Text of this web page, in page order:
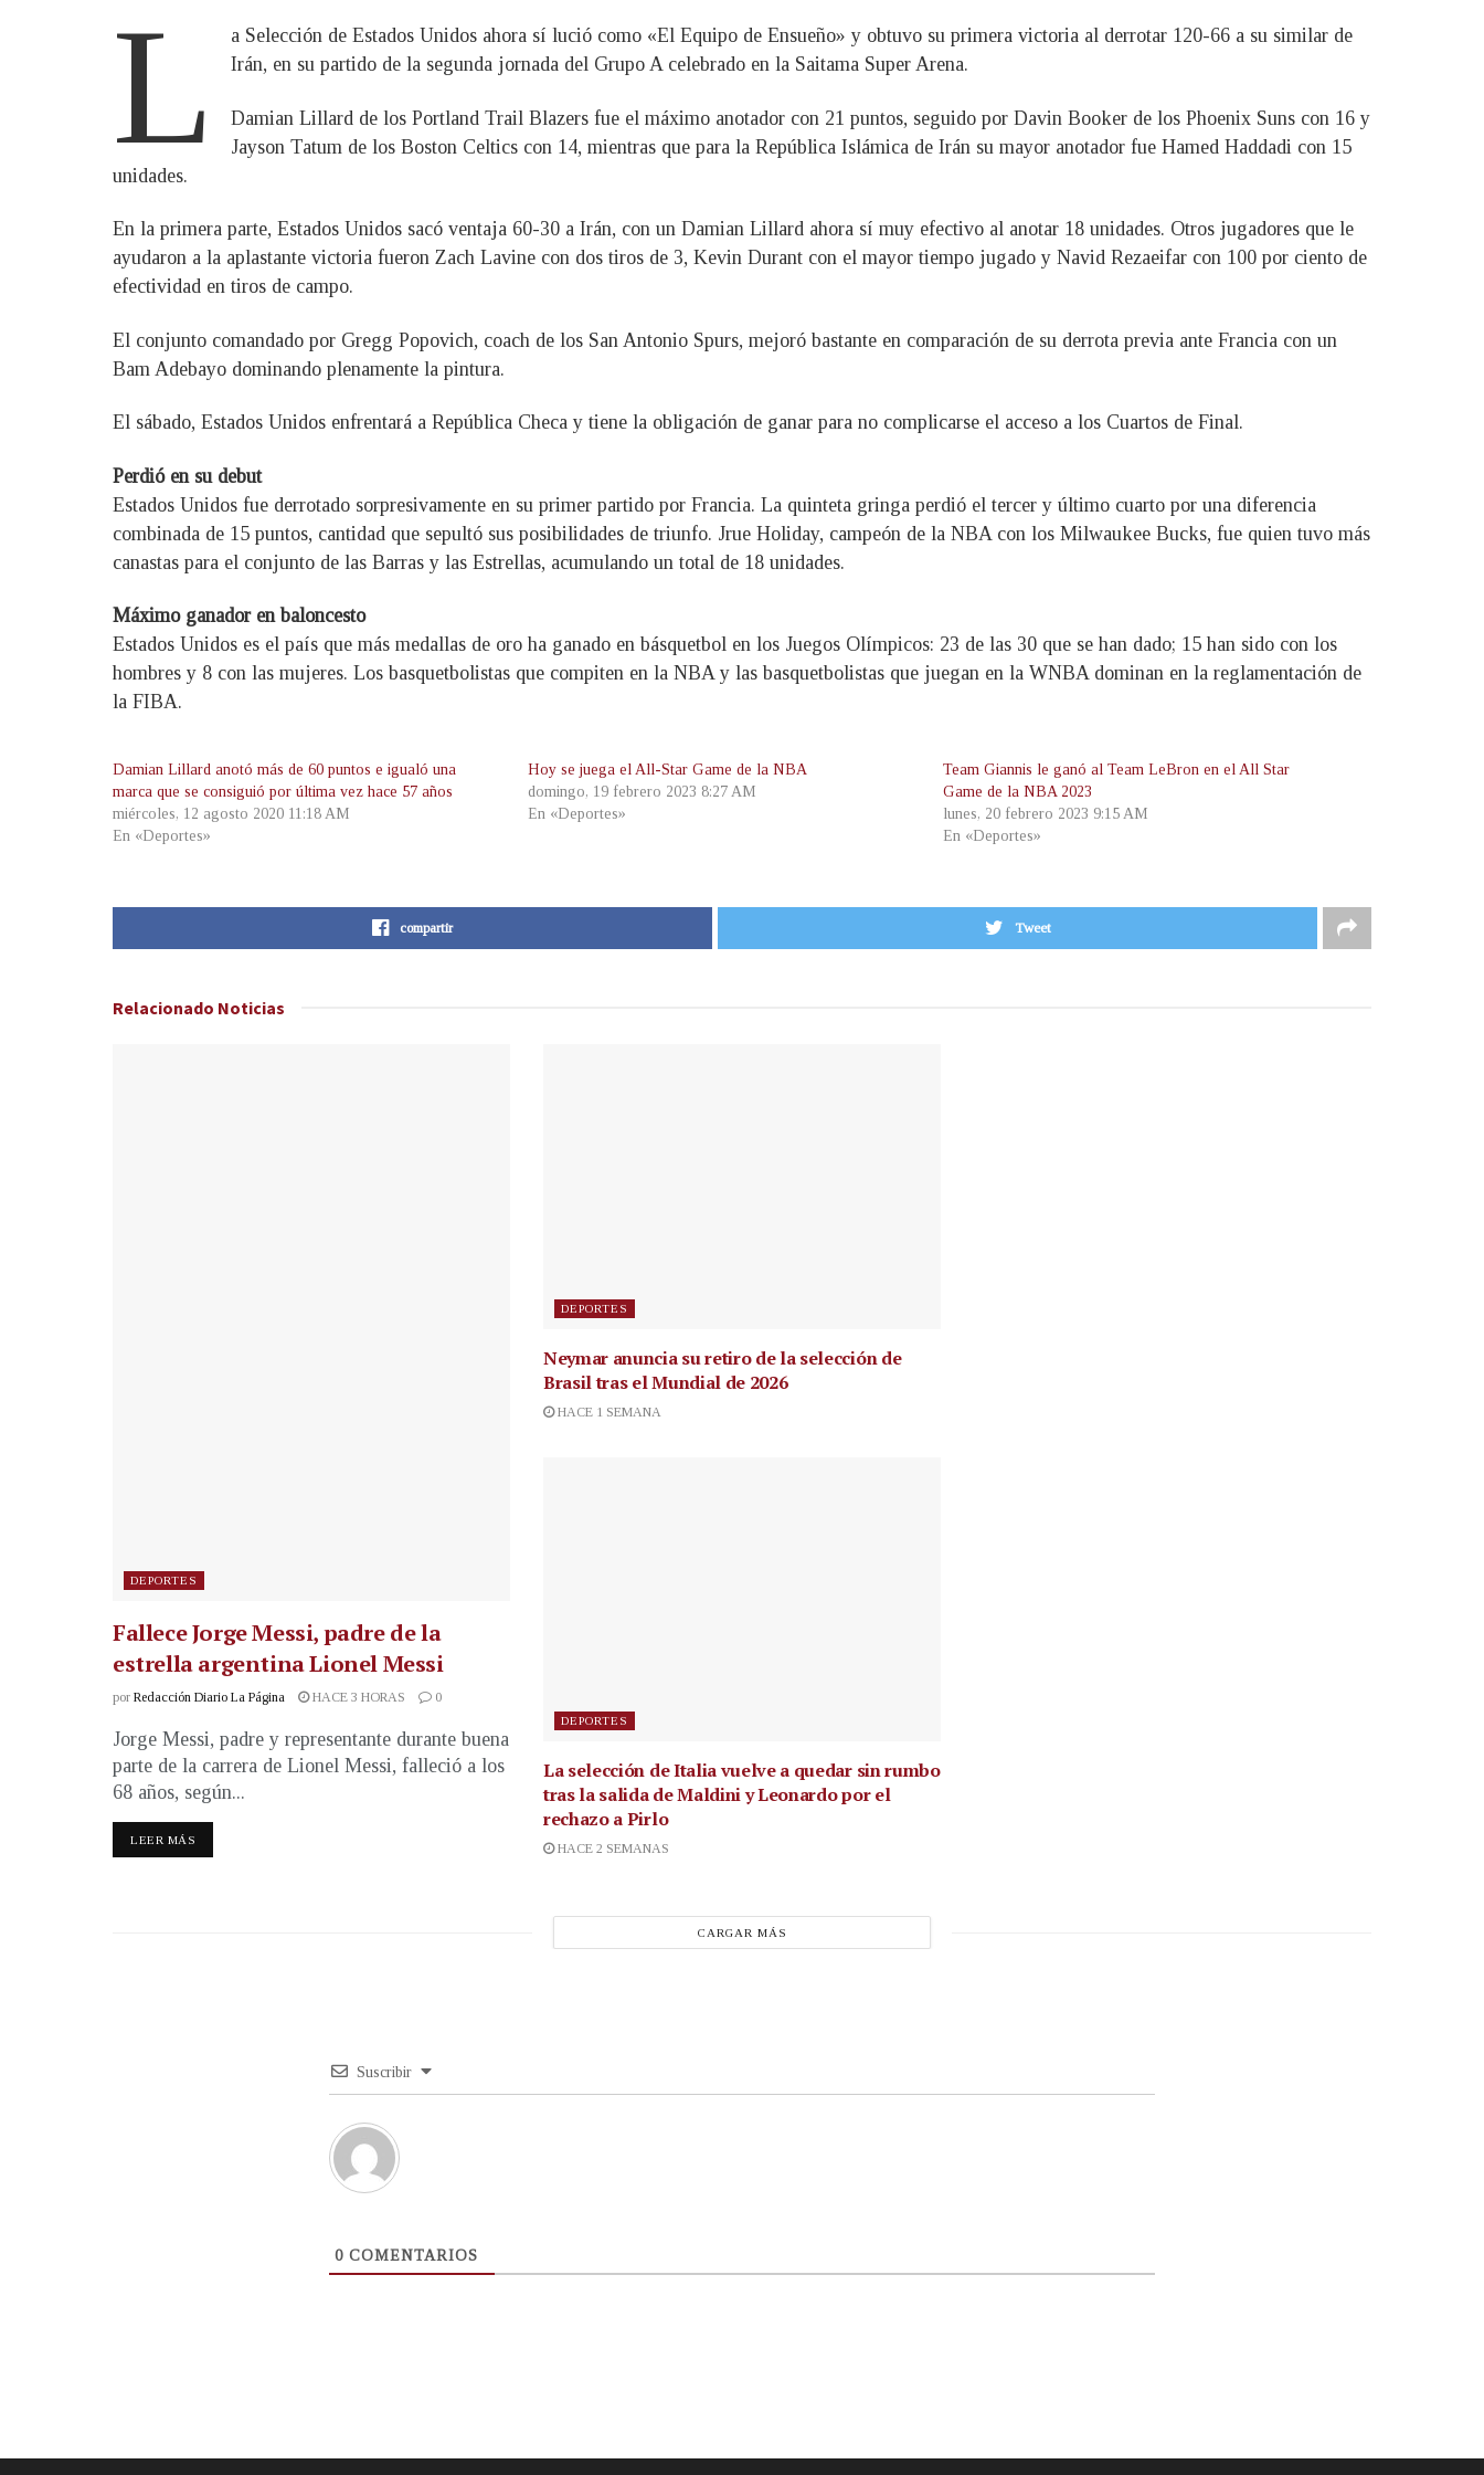
L
a Selección de Estados Unidos ahora sí lució como «El Equipo de Ensueño» y obtuvo su primera victoria al derrotar 120-66 a su similar de
Irán, en su partido de la segunda jornada del Grupo A celebrado en la Saitama Super Arena.
Damian Lillard de los Portland Trail Blazers fue el máximo anotador con 21 puntos, seguido por Davin Booker de los Phoenix Suns con 16 y
Jayson Tatum de los Boston Celtics con 14, mientras que para la República Islámica de Irán su mayor anotador fue Hamed Haddadi con 15
unidades.
En la primera parte, Estados Unidos sacó ventaja 60-30 a Irán, con un Damian Lillard ahora sí muy efectivo al anotar 18 unidades. Otros jugadores que le
ayudaron a la aplastante victoria fueron Zach Lavine con dos tiros de 3, Kevin Durant con el mayor tiempo jugado y Navid Rezaeifar con 100 por ciento de
efectividad en tiros de campo.
El conjunto comandado por Gregg Popovich, coach de los San Antonio Spurs, mejoró bastante en comparación de su derrota previa ante Francia con un
Bam Adebayo dominando plenamente la pintura.
El sábado, Estados Unidos enfrentará a República Checa y tiene la obligación de ganar para no complicarse el acceso a los Cuartos de Final.
Perdió en su debut
Estados Unidos fue derrotado sorpresivamente en su primer partido por Francia. La quinteta gringa perdió el tercer y último cuarto por una diferencia
combinada de 15 puntos, cantidad que sepultó sus posibilidades de triunfo. Jrue Holiday, campeón de la NBA con los Milwaukee Bucks, fue quien tuvo más
canastas para el conjunto de las Barras y las Estrellas, acumulando un total de 18 unidades.
Máximo ganador en baloncesto
Estados Unidos es el país que más medallas de oro ha ganado en básquetbol en los Juegos Olímpicos: 23 de las 30 que se han dado; 15 han sido con los
hombres y 8 con las mujeres. Los basquetbolistas que compiten en la NBA y las basquetbolistas que juegan en la WNBA dominan en la reglamentación de
la FIBA.
Damian Lillard anotó más de 60 puntos e igualó una
marca que se consiguió por última vez hace 57 años
miércoles, 12 agosto 2020 11:18 AM
En «Deportes»
Hoy se juega el All-Star Game de la NBA
domingo, 19 febrero 2023 8:27 AM
En «Deportes»
Team Giannis le ganó al Team LeBron en el All Star
Game de la NBA 2023
lunes, 20 febrero 2023 9:15 AM
En «Deportes»
compartir Tweet
Relacionado Noticias
DEPORTES
Fallece Jorge Messi, padre de la
estrella argentina Lionel Messi
por Redacción Diario La Página HACE 3 HORAS 0
Jorge Messi, padre y representante durante buena
parte de la carrera de Lionel Messi, falleció a los
68 años, según...
LEER MÁS
DEPORTES
Neymar anuncia su retiro de la selección de
Brasil tras el Mundial de 2026
HACE 1 SEMANA
DEPORTES
La selección de Italia vuelve a quedar sin rumbo
tras la salida de Maldini y Leonardo por el
rechazo a Pirlo
HACE 2 SEMANAS
CARGAR MÁS
Suscribir
0 COMENTARIOS